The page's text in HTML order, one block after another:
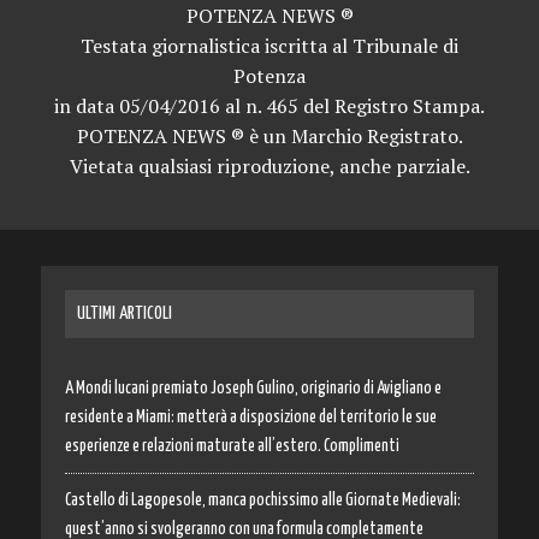
POTENZA NEWS ®
Testata giornalistica iscritta al Tribunale di
Potenza
in data 05/04/2016 al n. 465 del Registro Stampa.
POTENZA NEWS ® è un Marchio Registrato.
Vietata qualsiasi riproduzione, anche parziale.
ULTIMI ARTICOLI
A Mondi lucani premiato Joseph Gulino, originario di Avigliano e
residente a Miami: metterà a disposizione del territorio le sue
esperienze e relazioni maturate all’estero. Complimenti
Castello di Lagopesole, manca pochissimo alle Giornate Medievali:
quest’anno si svolgeranno con una formula completamente